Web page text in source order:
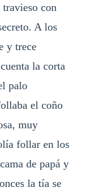
con
A los
y trece
la corta
palo
el coño
muy
follar en los
de papá y
la tía se